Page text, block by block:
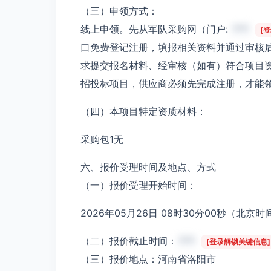
（三）申领方式：
线上申领。先从军队采购网（门户:
[
口免费登记注册，填报相关资料并通过审
求提交报名材料、经审核（如有）符合项目
招投标项目，供应商必须先完成注册，才能
（四）本项目特定资质材料：
采购包1无
六、报价受理时间及地点、方式
（一）报价受理开始时间：
2026年05月26日 08时30分00秒（北京时
（二）报价截止时间： [登录解锁关键信息]
（三）报价地点：河南省洛阳市